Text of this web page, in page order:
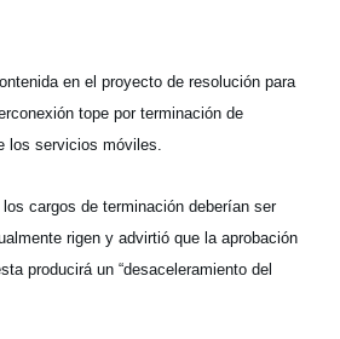
en el proyecto de resolución para
tope por terminación de
los servicios móviles.
cargos de terminación deberían ser
rigen y advirtió que la aprobación
producirá un “desaceleramiento del